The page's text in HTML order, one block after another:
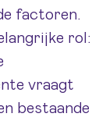
factoren.
rol:
vraagt
bestaande